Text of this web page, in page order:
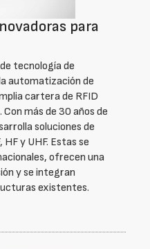
para
tecnología de
automatización de
cartera de RFID
más de 30 años de
soluciones de
y UHF. Estas se
ofrecen una
y se integran
existentes.